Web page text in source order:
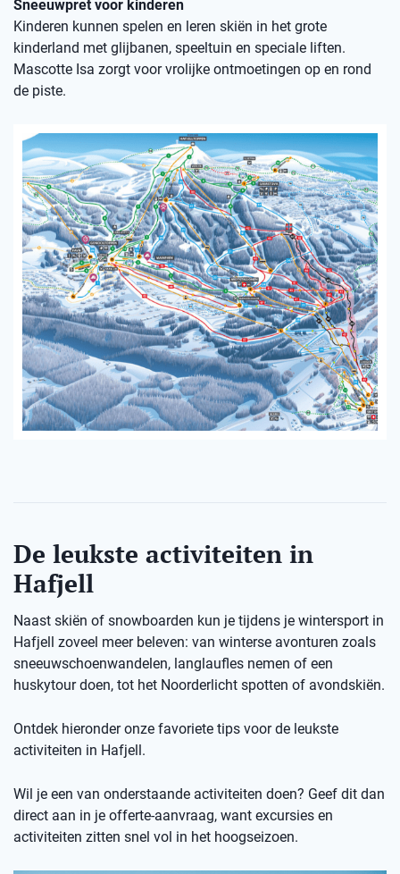
Sneeuwpret voor kinderen
Kinderen kunnen spelen en leren skiën in het grote
kinderland met glijbanen, speeltuin en speciale liften.
Mascotte Isa zorgt voor vrolijke ontmoetingen op en rond
de piste.
De leukste activiteiten in
Hafjell
Naast skiën of snowboarden kun je tijdens je wintersport in
Hafjell zoveel meer beleven: van winterse avonturen zoals
sneeuwschoenwandelen, langlaufles nemen of een
huskytour doen, tot het Noorderlicht spotten of avondskiën.
Ontdek hieronder onze favoriete tips voor de leukste
activiteiten in Hafjell.
Wil je een van onderstaande activiteiten doen? Geef dit dan
direct aan in je offerte-aanvraag, want excursies en
activiteiten zitten snel vol in het hoogseizoen.